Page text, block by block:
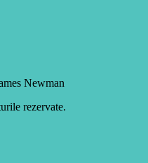
Newman
rezervate.